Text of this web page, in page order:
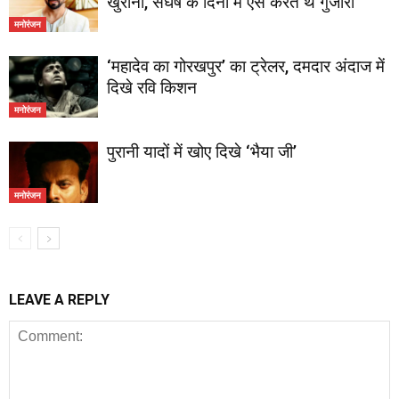
मनोरंजन
मनोरंजन
‘महादेव का गोरखपुर’ का ट्रेलर, दमदार अंदाज में
दिखे रवि किशन
मनोरंजन
पुरानी यादों में खोए दिखे ‘भैया जी’
LEAVE A REPLY